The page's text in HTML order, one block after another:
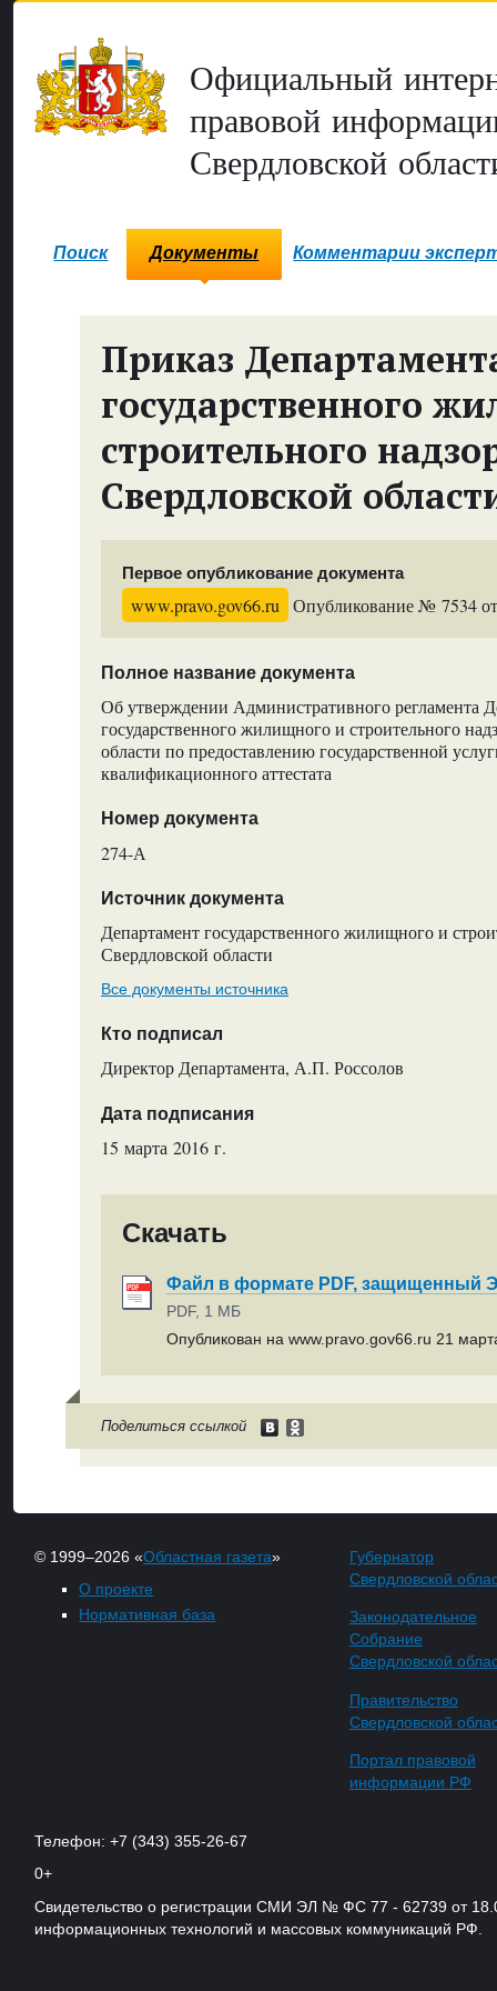
Официальный
правовой
Свердловской
Поиск Документы Комментарии
Приказ
государственного
строительного
Свердловской
Первое опубликование документа
www.pravo.gov66.ru Опубликование № 7534
Полное название документа
Об утверждении Административного регламента
государственного жилищного и строительного
области по предоставлению государственной
квалификационного аттестата
Номер документа
274-А
Источник документа
Департамент государственного жилищного и
Свердловской области
Все документы источника
Кто подписал
Директор Департамента, А.П. Россолов
Дата подписания
15 марта 2016 г.
Скачать
Файл в формате PDF, защищенный
PDF, 1 МБ
Опубликован на www.pravo.gov66.ru 21
Поделиться ссылкой
© 1999–2026 «Областная газета»
О проекте
Нормативная база
Губернатор
Свердловской
Законодательное
Собрание
Свердловской
Правительство
Свердловской
Портал правовой
информации РФ
Телефон: +7 (343) 355-26-67
0+
Свидетельство о регистрации СМИ ЭЛ № ФС 77 - 62739 от
информационных технологий и массовых коммуникаций РФ.